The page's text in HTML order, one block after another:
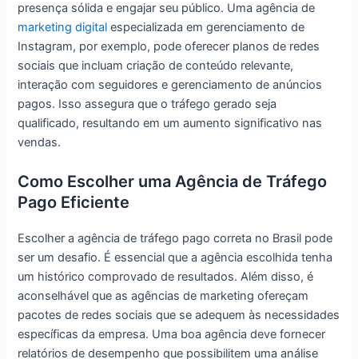
presença sólida e engajar seu público. Uma agência de
marketing digital especializada em gerenciamento de
Instagram, por exemplo, pode oferecer planos de redes
sociais que incluam criação de conteúdo relevante,
interação com seguidores e gerenciamento de anúncios
pagos. Isso assegura que o tráfego gerado seja
qualificado, resultando em um aumento significativo nas
vendas.
Como Escolher uma Agência de Tráfego
Pago Eficiente
Escolher a agência de tráfego pago correta no Brasil pode
ser um desafio. É essencial que a agência escolhida tenha
um histórico comprovado de resultados. Além disso, é
aconselhável que as agências de marketing ofereçam
pacotes de redes sociais que se adequem às necessidades
específicas da empresa. Uma boa agência deve fornecer
relatórios de desempenho que possibilitem uma análise